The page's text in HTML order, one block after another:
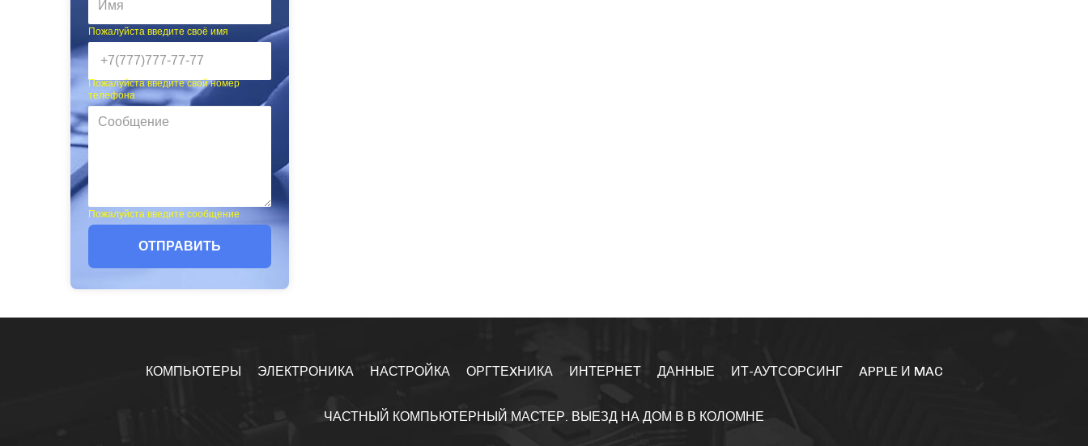
Пожалуйста введите своё имя
Пожалуйста введите свой номер
телефона
Пожалуйста введите сообщение
ОТПРАВИТЬ
КОМПЬЮТЕРЫ ЭЛЕКТРОНИКА НАСТРОЙКА ОРГТЕXНИКА ИНТЕРНЕТ ДАННЫЕ ИТ-АУТСОРСИНГ APPLE И MAC
ЧАСТНЫЙ КОМПЬЮТЕРНЫЙ МАСТЕР. ВЫЕЗД НА ДОМ В В КОЛОМНЕ